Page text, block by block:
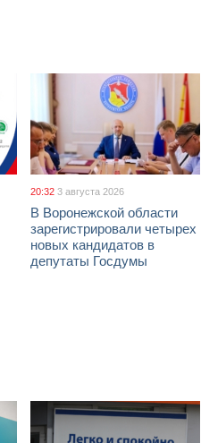
20:32 3 августа 2026
В Воронежской области
зарегистрировали четырех
новых кандидатов в
депутаты Госдумы